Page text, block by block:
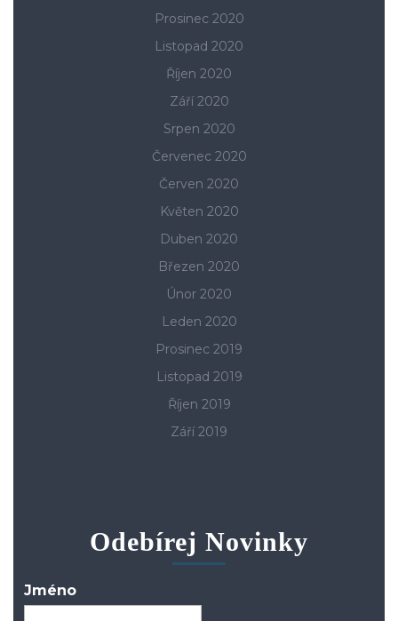
Prosinec 2020
Listopad 2020
Říjen 2020
Září 2020
Srpen 2020
Červenec 2020
Červen 2020
Květen 2020
Duben 2020
Březen 2020
Únor 2020
Leden 2020
Prosinec 2019
Listopad 2019
Říjen 2019
Září 2019
Odebírej Novinky
Jméno